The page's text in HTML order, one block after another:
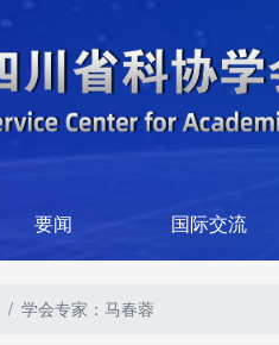
要闻 国际交流
学会专家：马春蓉